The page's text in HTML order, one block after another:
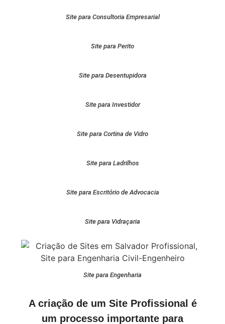
Site para Consultoria Empresarial
Site para Perito
Site para Desentupidora
Site para Investidor
Site para Cortina de Vidro
Site para Ladrilhos
Site para Escritório de Advocacia
Site para Vidraçaria
Site para Engenharia
A criação de um Site Profissional é
um processo importante para